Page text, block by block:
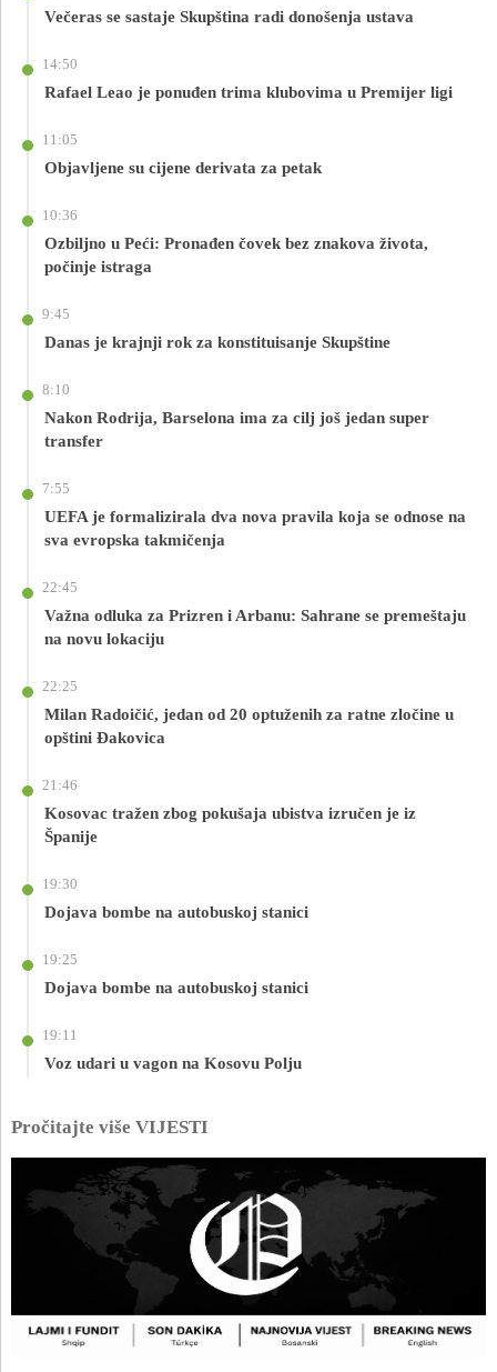
Večeras se sastaje Skupština radi donošenja ustava
14:50
Rafael Leao je ponuđen trima klubovima u Premijer ligi
11:05
Objavljene su cijene derivata za petak
10:36
Ozbiljno u Peći: Pronađen čovek bez znakova života,
počinje istraga
9:45
Danas je krajnji rok za konstituisanje Skupštine
8:10
Nakon Rodrija, Barselona ima za cilj još jedan super
transfer
7:55
UEFA je formalizirala dva nova pravila koja se odnose na
sva evropska takmičenja
22:45
Važna odluka za Prizren i Arbanu: Sahrane se premeštaju
na novu lokaciju
22:25
Milan Radoičić, jedan od 20 optuženih za ratne zločine u
opštini Đakovica
21:46
Kosovac tražen zbog pokušaja ubistva izručen je iz
Španije
19:30
Dojava bombe na autobuskoj stanici
19:25
Dojava bombe na autobuskoj stanici
19:11
Voz udari u vagon na Kosovu Polju
Pročitajte više VIJESTI